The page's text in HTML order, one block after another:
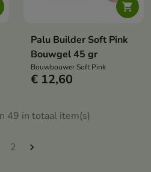

Palu Builder Soft Pink
Bouwgel 45 gr
Bouwbouwer Soft Pink
€ 12,60
49 in totaal item(s)
2 